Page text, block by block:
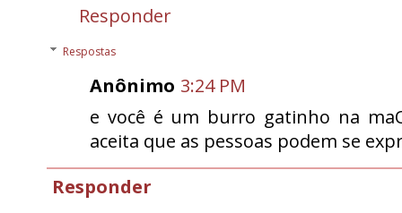
Responder
Respostas
Anônimo 3:24 PM
e você é um burro gatinho na
aceita que as pessoas podem se
Responder